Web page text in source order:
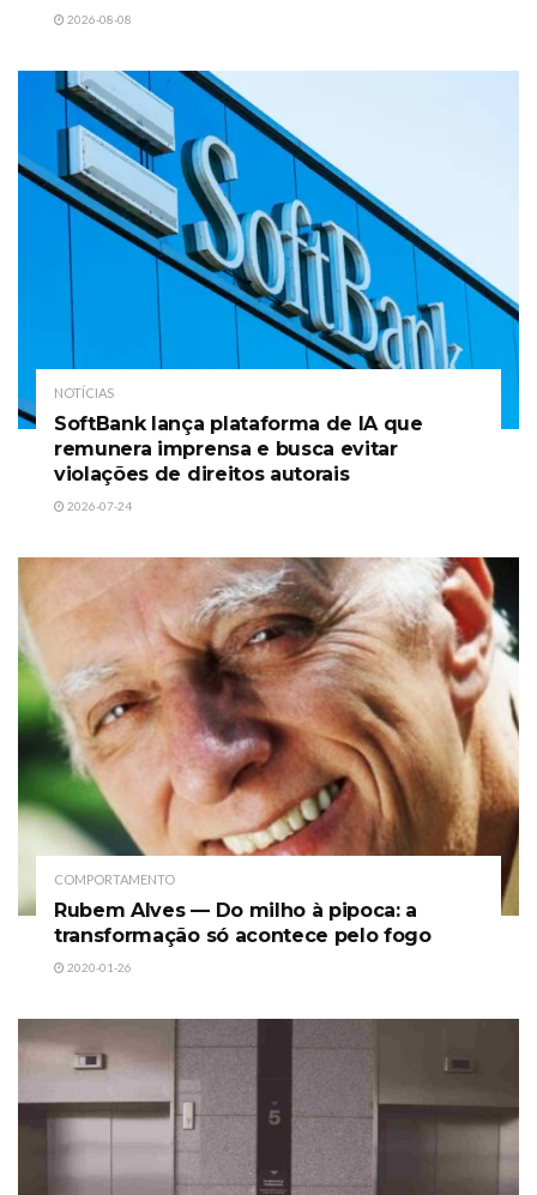
2026-08-08
NOTÍCIAS
SoftBank lança plataforma de IA que
remunera imprensa e busca evitar
violações de direitos autorais
2026-07-24
COMPORTAMENTO
Rubem Alves — Do milho à pipoca: a
transformação só acontece pelo fogo
2020-01-26